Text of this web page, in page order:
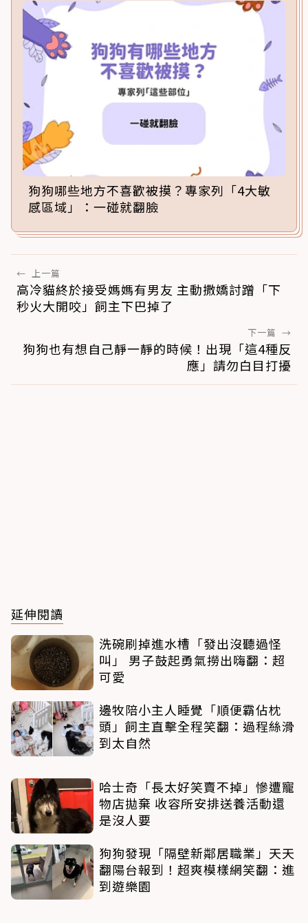
狗狗哪些地方不喜歡被摸？專家列「4大敏
感區域」：一碰就翻臉
← 上一篇
高冷貓終於接受媽媽有男友 主動撒嬌討蹭「下
秒火大開咬」飼主下巴掉了
下一篇 →
狗狗也有想自己靜一靜的時候！出現「這4種反
應」請勿白目打擾
延伸閱讀
洗碗刷掉進水槽「發出沒聽過怪
叫」 男子鼓起勇氣撈出嗨翻：超
可愛
邊牧陪小主人睡覺「順便霸佔枕
頭」飼主直擊全程笑翻：過程絲滑
到太自然
哈士奇「長太好笑賣不掉」慘遭寵
物店拋棄 收容所安排送養活動還
是沒人要
狗狗發現「隔壁新鄰居職業」天天
翻陽台報到！超爽模樣網笑翻：進
到遊樂園